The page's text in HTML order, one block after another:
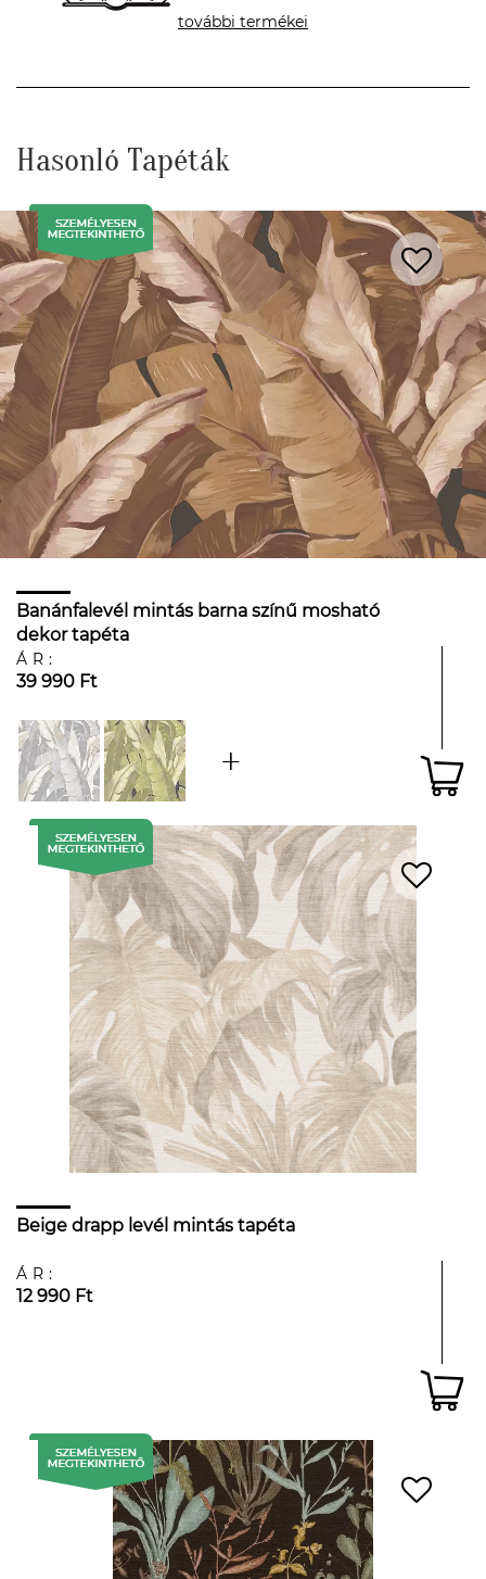
további termékei
Hasonló Tapéták
Banánfalevél mintás barna színű mosható
dekor tapéta
ÁR:
39 990 Ft
Beige drapp levél mintás tapéta
ÁR:
12 990 Ft